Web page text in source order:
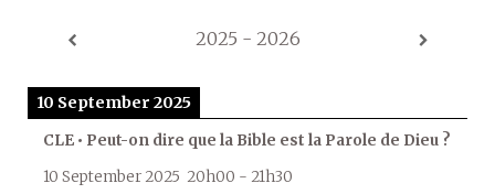
2025 - 2026
10 September 2025
CLE • Peut-on dire que la Bible est la Parole de Dieu ?
10 September 2025 20h00 - 21h30